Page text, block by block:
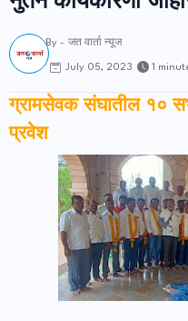
By - जत वार्ता न्यूज
July 05, 2023 1
ग्रामसेवक संघातील १०
प्रवेश